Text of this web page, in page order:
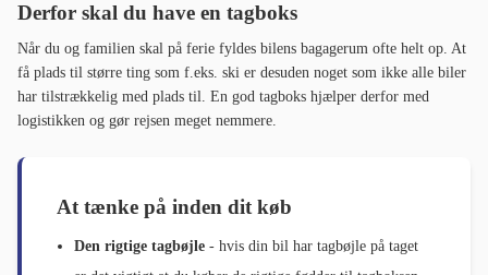
Derfor skal du have en tagboks
Når du og familien skal på ferie fyldes bilens bagagerum ofte helt op. At
få plads til større ting som f.eks. ski er desuden noget som ikke alle biler
har tilstrækkelig med plads til. En god tagboks hjælper derfor med
logistikken og gør rejsen meget nemmere.
At tænke på inden dit køb
Den rigtige tagbøjle - hvis din bil har tagbøjle på taget